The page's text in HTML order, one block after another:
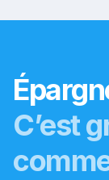
C’est